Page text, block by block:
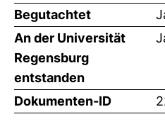
Begutachtet
An der Universität
Regensburg
entstanden
Dokumenten-ID